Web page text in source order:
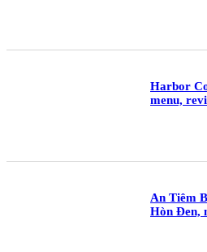
Harbor
menu,
An Tiêm
Hòn Đen,